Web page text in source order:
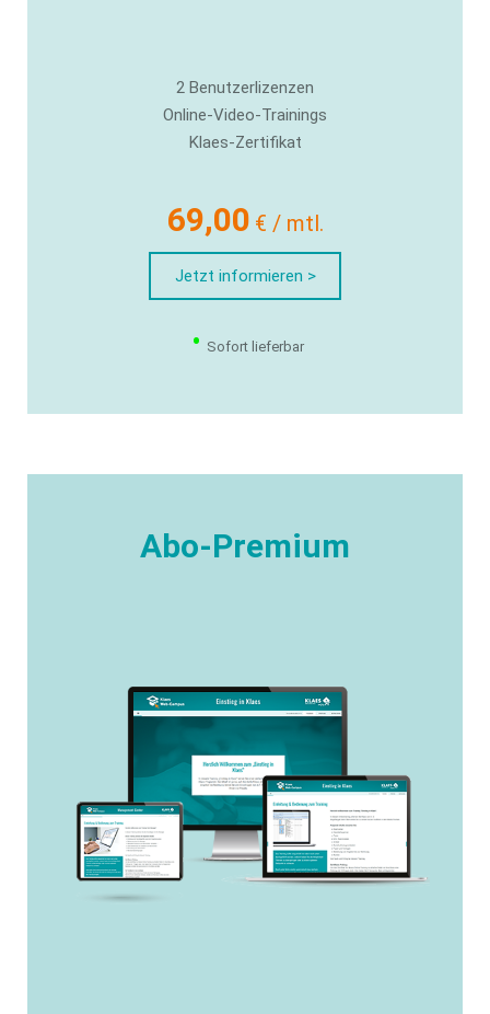
2 Benutzerlizenzen
Online-Video-Trainings
Klaes-Zertifikat
69,00 € / mtl.
Jetzt informieren >
• Sofort lieferbar
Abo-Premium